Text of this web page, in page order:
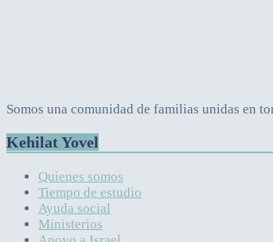
Somos una comunidad de familias unidas en
Kehilat Yovel
Quienes somos
Tiempo de estudio
Ayuda social
Ministerios